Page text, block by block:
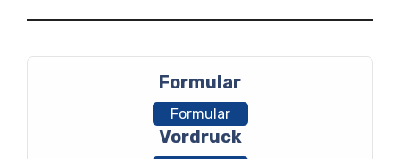
Formular
Formular
Vordruck